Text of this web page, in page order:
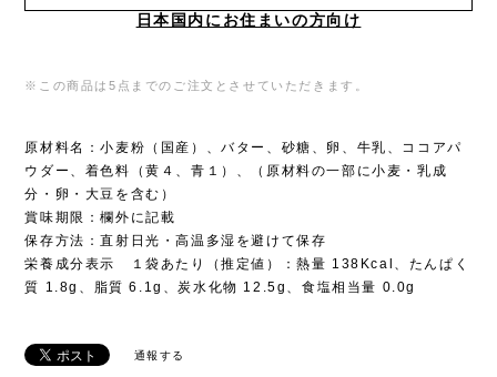
日本国内にお住まいの方向け
※この商品は5点までのご注文とさせていただきます。
原材料名：小麦粉（国産）、バター、砂糖、卵、牛乳、ココアパ
ウダー、着色料（黄４、青１）、（原材料の一部に小麦・乳成
分・卵・大豆を含む）
賞味期限：欄外に記載
保存方法：直射日光・高温多湿を避けて保存
栄養成分表示 １袋あたり（推定値）：熱量 138Kcal、たんぱく
質 1.8g、脂質 6.1g、炭水化物 12.5g、食塩相当量 0.0g
通報する